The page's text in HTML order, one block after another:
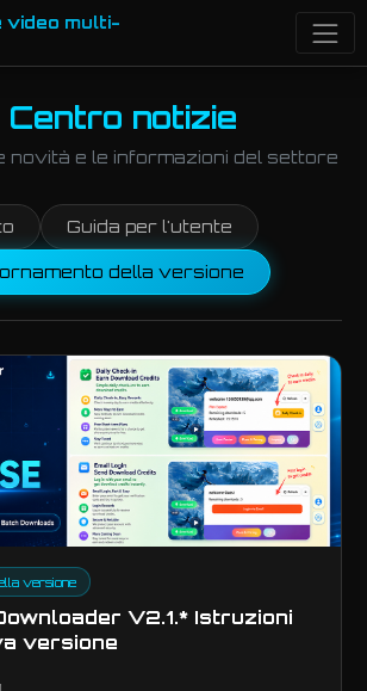
multi-
Centro notizie
novità e le informazioni del settore
Guida per l'utente
della versione
versione
V2.1.* Istruzioni
versione